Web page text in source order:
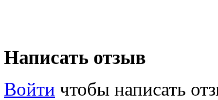
Написать отзыв
Войти чтобы написать